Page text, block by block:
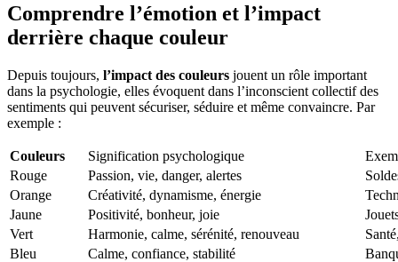
Comprendre l’émotion et l’impact
derrière chaque couleur
Depuis toujours, l’impact des couleurs jouent un rôle important
dans la psychologie, elles évoquent dans l’inconscient collectif des
sentiments qui peuvent sécuriser, séduire et même convaincre. Par
exemple :
Couleurs Signification psychologique
Rouge
Passion, vie, danger, alertes
Orange
Créativité, dynamisme, énergie
Jaune
Positivité, bonheur, joie
Vert
Harmonie, calme, sérénité, renouveau
Bleu
Calme, confiance, stabilité